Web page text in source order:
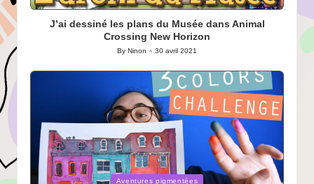
in
J’ai dessiné les plans du Musée dans Animal
Crossing New Horizon
Posted
By Ninon 30 avril 2021
Posted Aventures pigmentées